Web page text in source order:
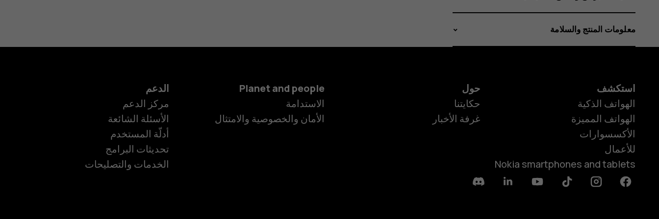
الهواتف الذكية
معلومات المنتج والسلامة
استكشف
الهواتف الذكية
الهواتف المميزة
الأكسسوارات
للأعمال
Nokia smartphones and tablets
حول
حكايتنا
غرفة الأخبار
Planet and people
الاستدامة
الأمان والخصوصية والامتثال
الدعم
مركز الدعم
الأسئلة الشائعة
أدلّة المستخدم
تحديثات البرامج
الخدمات والتصليحات
Facebook
Instagram
Tiktok
Youtube
Linkedin
Discord